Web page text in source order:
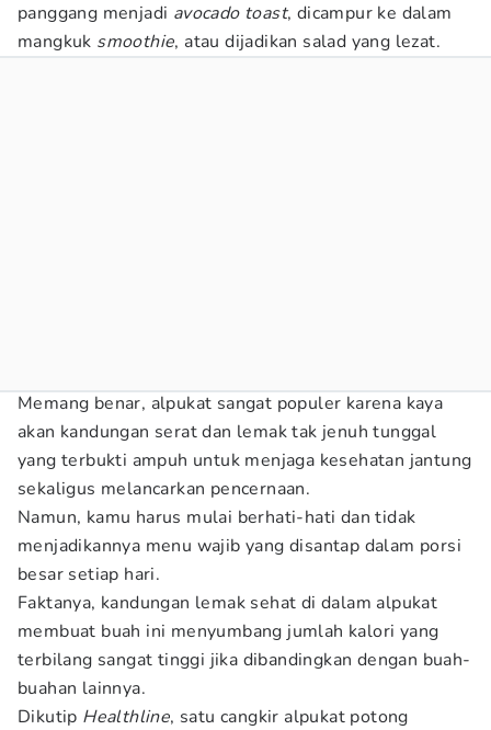
panggang menjadi avocado toast, dicampur ke dalam
mangkuk smoothie, atau dijadikan salad yang lezat.
Memang benar, alpukat sangat populer karena kaya
akan kandungan serat dan lemak tak jenuh tunggal
yang terbukti ampuh untuk menjaga kesehatan jantung
sekaligus melancarkan pencernaan.
Namun, kamu harus mulai berhati-hati dan tidak
menjadikannya menu wajib yang disantap dalam porsi
besar setiap hari.
Faktanya, kandungan lemak sehat di dalam alpukat
membuat buah ini menyumbang jumlah kalori yang
terbilang sangat tinggi jika dibandingkan dengan buah-
buahan lainnya.
Dikutip Healthline, satu cangkir alpukat potong